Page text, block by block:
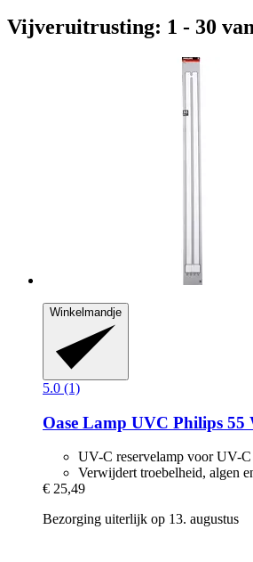
Vijveruitrusting: 1 - 30
Winkelmandje
5.0 (1)
Oase Lamp UVC Philips 55
UV-C reservelamp voor UV-
Verwijdert troebelheid, algen
€ 25,49
Bezorging uiterlijk op 13. augustus